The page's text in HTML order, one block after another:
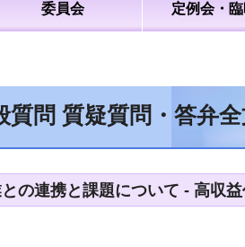
委員会 定例会・
問 質疑質問・答弁全
の連携と課題について - 高収